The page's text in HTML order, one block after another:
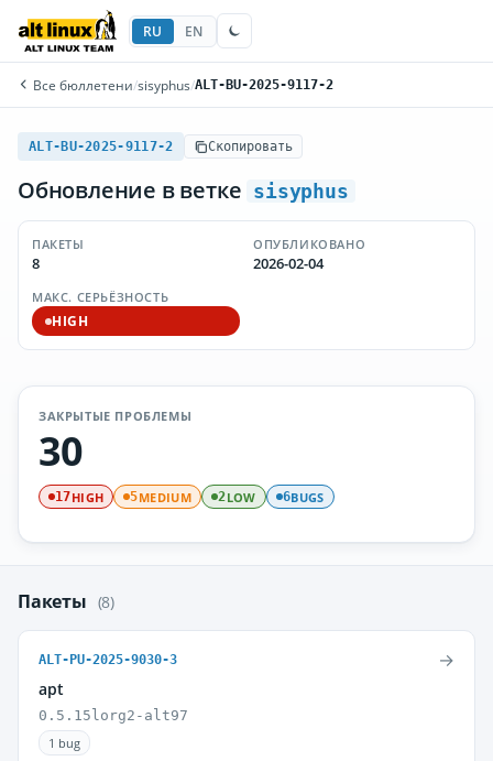
RU EN
Все бюллетени/sisyphus/ALT-BU-2025-9117-2
ALT-BU-2025-9117-2 Скопировать
Обновление в ветке sisyphus
ПАКЕТЫ
8
ОПУБЛИКОВАНО
2026-02-04
МАКС. СЕРЬЁЗНОСТЬ
HIGH
ЗАКРЫТЫЕ ПРОБЛЕМЫ
30
17HIGH 5MEDIUM 2LOW 6BUGS
Пакеты (8)
ALT-PU-2025-9030-3
apt
0.5.15lorg2-alt97
1 bug
→